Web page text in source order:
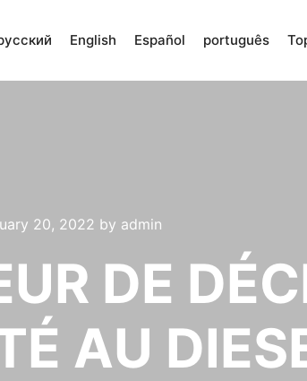
English Español português
20, 2022 by admin
DE
AU